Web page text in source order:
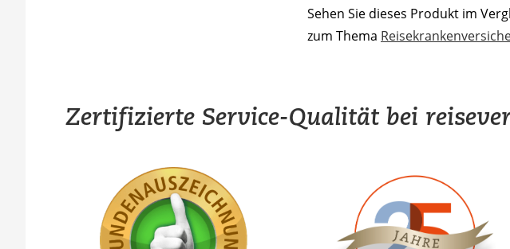
Sehen Sie dieses Produkt im
zum Thema
Zertifizierte Service-Qualität bei